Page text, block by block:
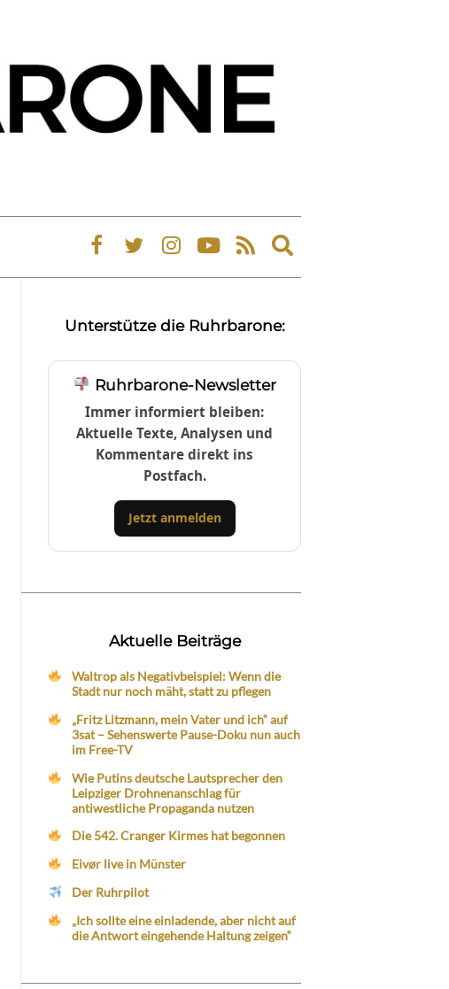
Expand
search
Unterstütze die Ruhrbarone:
Ruhrbarone-Newsletter
Immer informiert bleiben:
Aktuelle Texte, Analysen und
Kommentare direkt ins
Postfach.
Jetzt anmelden
Aktuelle Beiträge
Waltrop als Negativbeispiel: Wenn die
Stadt nur noch mäht, statt zu pflegen
„Fritz Litzmann, mein Vater und ich“ auf
3sat – Sehenswerte Pause-Doku nun auch
im Free-TV
Wie Putins deutsche Lautsprecher den
Leipziger Drohnenanschlag für
antiwestliche Propaganda nutzen
Die 542. Cranger Kirmes hat begonnen
Eivør live in Münster
Der Ruhrpilot
„Ich sollte eine einladende, aber nicht auf
die Antwort eingehende Haltung zeigen“